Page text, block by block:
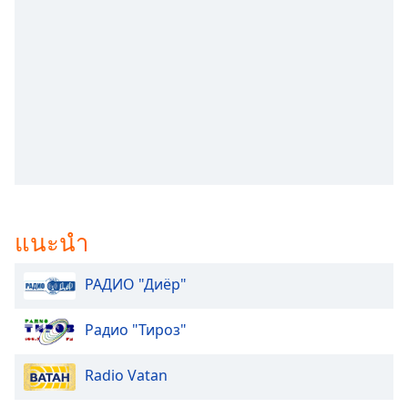
Fullscreen
This
modal
window.
Beginning
แนะนำ
РАДИО "Диёр"
Радио "Тироз"
Radio Vatan